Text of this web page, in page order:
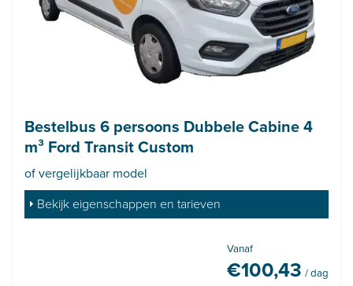
Bestelbus 6 persoons Dubbele Cabine 4
m³ Ford Transit Custom
of vergelijkbaar model
Bekijk eigenschappen en tarieven
Vanaf
€100,43 / dag